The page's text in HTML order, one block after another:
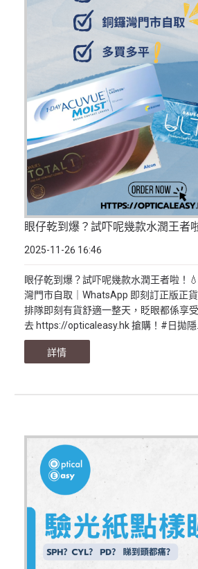
眼仔乾到爆？試吓呢幾款水潤王者
2025-11-26 16:46
眼仔乾到爆？試吓呢幾款水潤王者啦！
灣門市自取｜WhatsApp 即刻訂正版正
排隊即刻有貨舒適一整天，眨眼都係享
去 https://opticaleasy.hk 搶購！#日拋隱
詳情